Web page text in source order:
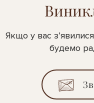
Якщо у вас
будемо